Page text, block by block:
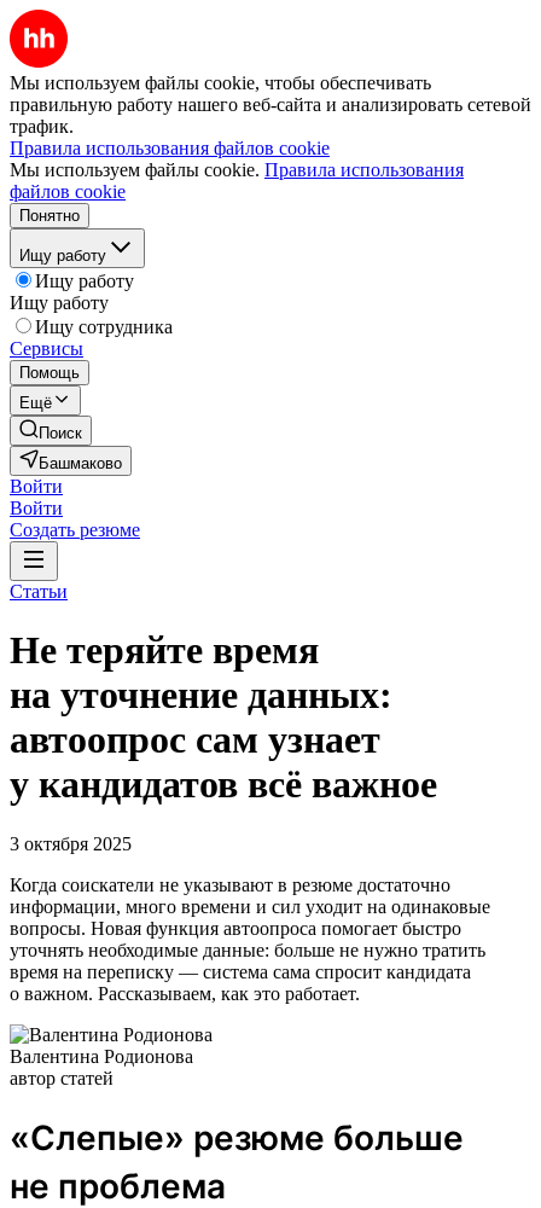
Мы используем файлы cookie, чтобы обеспечивать
правильную работу нашего веб-сайта и анализировать сетевой
трафик.
Правила использования файлов cookie
Мы используем файлы cookie. Правила использования
файлов cookie
Понятно
Ищу работу
Ищу работу
Ищу работу
Ищу сотрудника
Сервисы
Помощь
Ещё
Поиск
Башмаково
Войти
Войти
Создать резюме
Статьи
Не теряйте время
на уточнение данных:
автоопрос сам узнает
у кандидатов всё важное
3 октября 2025
Когда соискатели не указывают в резюме достаточно
информации, много времени и сил уходит на одинаковые
вопросы. Новая функция автоопроса помогает быстро
уточнять необходимые данные: больше не нужно тратить
время на переписку — система сама спросит кандидата
о важном. Рассказываем, как это работает.
Валентина Родионова
автор статей
«Слепые» резюме больше
не проблема